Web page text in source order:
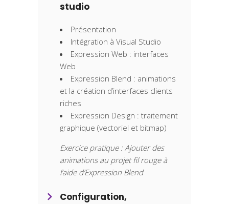
studio
Présentation
Intégration à Visual Studio
Expression Web : interfaces
Web
Expression Blend : animations
et la création d’interfaces clients
riches
Expression Design : traitement
graphique (vectoriel et bitmap)
Exercice pratique : Ajouter des
animations au projet fil rouge à
l’aide d’Expression Blend
Configuration,